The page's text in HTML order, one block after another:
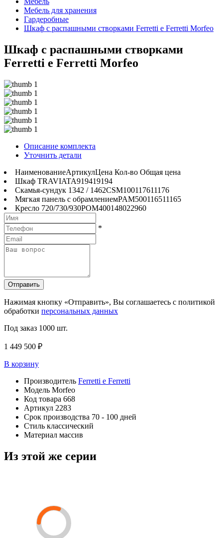
Мебель для хранения
Гардеробные
Шкаф с распашными створками Ferretti e Ferretti Morfeo
Шкаф с распашными створками
Ferretti e Ferretti Morfeo
Описание комплекта
Уточнить детали
НаименованиеАртикулЦена Кол-во Общая цена
Шкаф TRAVIATA919419194
Скамья-сундук 1342 / 1462CSM100117611176
Мягкая панель с обрамлениемPAM500116511165
Кресло 720/730/930POM400148022960
*
Отправить
Нажимая кнопку «Отправить», Вы соглашаетесь с политикой
обработки персональных данных
Под заказ 1000 шт.
1 449 500 ₽
В корзину
Производитель Ferretti e Ferretti
Модель Morfeo
Код товара 668
Артикул 2283
Срок производства 70 - 100 дней
Стиль классический
Материал массив
Из этой же серии